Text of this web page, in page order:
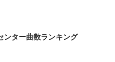
ンター曲数ランキング